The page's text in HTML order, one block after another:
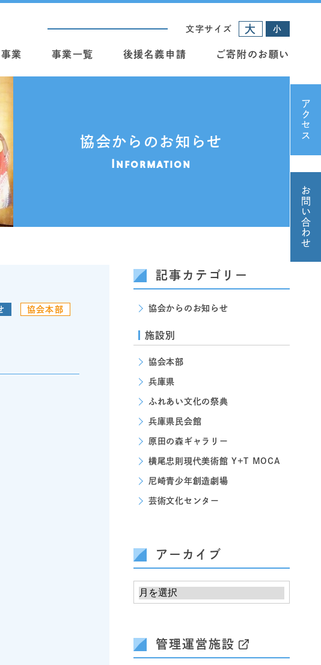
文字サイズ 大 小
業 事業一覧 後援名義申請 ご寄附のお願い
アクセス
お問い合わせ
協会からのお知らせ
Information
協会本部
記事カテゴリー
協会からのお知らせ
施設別
協会本部
兵庫県
ふれあい文化の祭典
兵庫県民会館
原田の森ギャラリー
横尾忠則現代美術館 Y+T MOCA
尼崎青少年創造劇場
芸術文化センター
アーカイブ
管理運営施設